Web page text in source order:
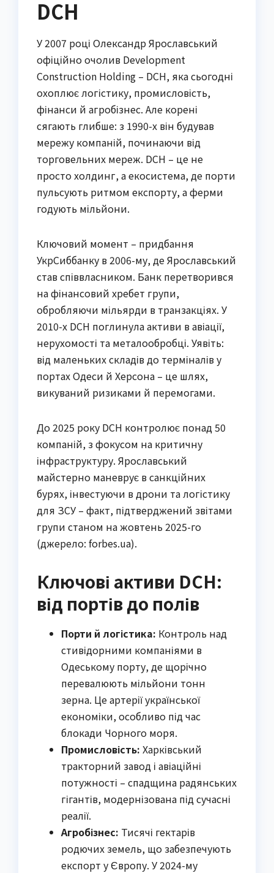
DCH
У 2007 році Олександр Ярославський
офіційно очолив Development
Construction Holding – DCH, яка сьогодні
охоплює логістику, промисловість,
фінанси й агробізнес. Але корені
сягають глибше: з 1990-х він будував
мережу компаній, починаючи від
торговельних мереж. DCH – це не
просто холдинг, а екосистема, де порти
пульсують ритмом експорту, а ферми
годують мільйони.
Ключовий момент – придбання
УкрСиббанку в 2006-му, де Ярославський
став співвласником. Банк перетворився
на фінансовий хребет групи,
обробляючи мільярди в транзакціях. У
2010-х DCH поглинула активи в авіації,
нерухомості та металообробці. Уявіть:
від маленьких складів до терміналів у
портах Одеси й Херсона – це шлях,
викуваний ризиками й перемогами.
До 2025 року DCH контролює понад 50
компаній, з фокусом на критичну
інфраструктуру. Ярославський
майстерно маневрує в санкційних
бурях, інвестуючи в дрони та логістику
для ЗСУ – факт, підтверджений звітами
групи станом на жовтень 2025-го
(джерело: forbes.ua).
Ключові активи DCH:
від портів до полів
Порти й логістика: Контроль над
стивідорними компаніями в
Одеському порту, де щорічно
перевалюють мільйони тонн
зерна. Це артерії української
економіки, особливо під час
блокади Чорного моря.
Промисловість: Харківський
тракторний завод і авіаційні
потужності – спадщина радянських
гігантів, модернізована під сучасні
реалії.
Агробізнес: Тисячі гектарів
родючих земель, що забезпечують
експорт у Європу. У 2024-му